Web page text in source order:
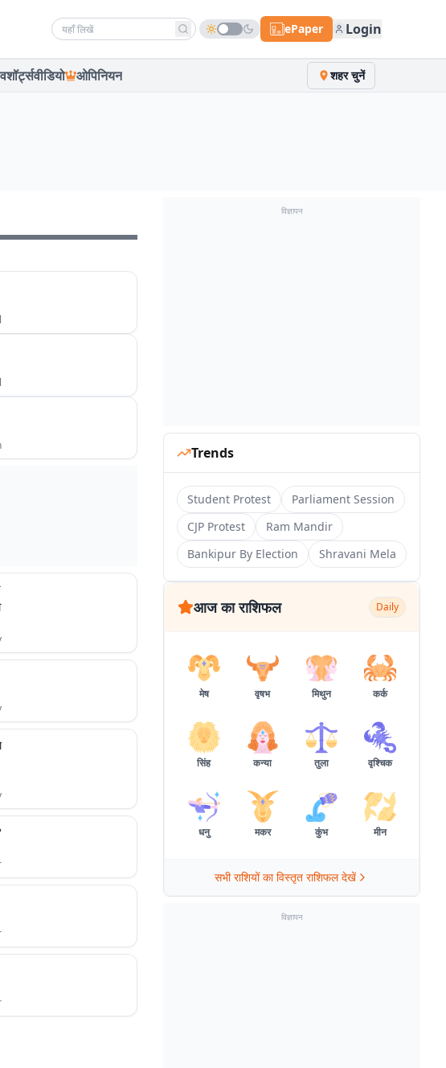
Search news ePaper Login
शॉर्ट्सवीडियो ओपिनियन शहर चुनें
विज्ञापन
Trends
Student Protest
Parliament Session
CJP Protest
Ram Mandir
Bankipur By Election
Shravani Mela
आज का राशिफल Daily
मेष वृषभ मिथुन कर्क
सिंह कन्या तुला वृश्चिक
धनु मकर कुंभ मीन
सभी राशियों का विस्तृत राशिफल देखें
विज्ञापन